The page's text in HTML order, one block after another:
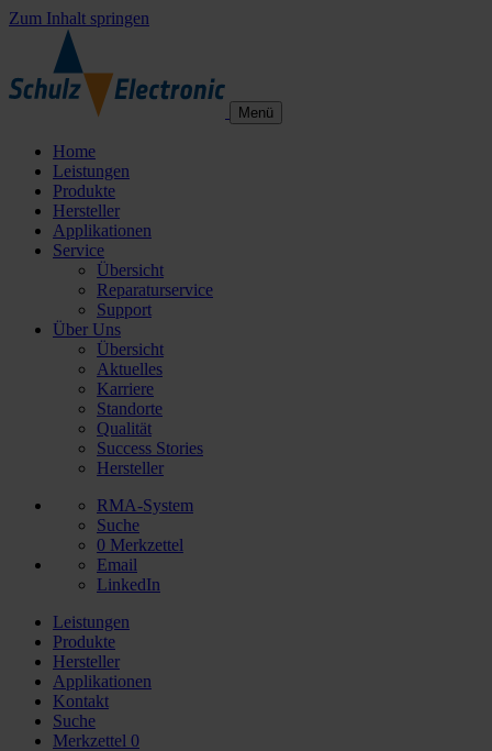
Zum Inhalt springen
Menü
Home
Leistungen
Produkte
Hersteller
Applikationen
Service
Übersicht
Reparaturservice
Support
Über Uns
Übersicht
Aktuelles
Karriere
Standorte
Qualität
Success Stories
Hersteller
RMA-System
Suche
0 Merkzettel
Email
LinkedIn
Leistungen
Produkte
Hersteller
Applikationen
Kontakt
Suche
Merkzettel 0